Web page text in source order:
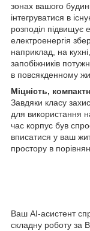
зонах вашого
інтегруватися в
розподіл підвищує
електроенергія
наприклад, на
запобіжників
в повсякденному
Міцність,
Завдяки класу
для використання
час корпус був
вписатися у ваш
простору в
Ваш AI-асистент
складну роботу за